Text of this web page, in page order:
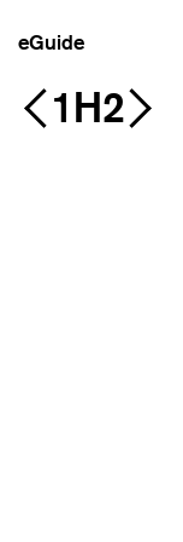
eGuide
1H2